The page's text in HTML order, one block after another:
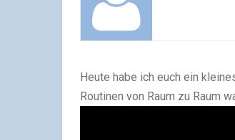
Heute habe ich euch ein
Routinen von Raum zu Raum